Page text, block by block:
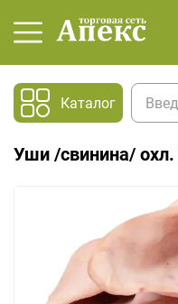
Каталог
Уши /свинина/ охл.